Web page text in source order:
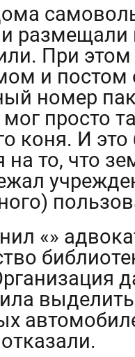
размещали
При
и
номер
просто
коня. И
на то, что
«»